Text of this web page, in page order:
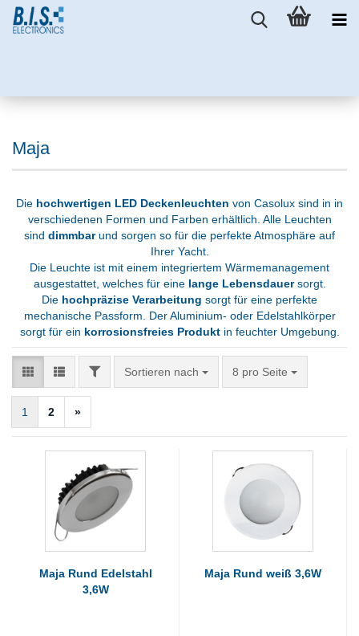
Maja
Die hochwertigen LED Deckenleuchten von Casolux sind in in
verschiedenen Formen und Farben erhältlich. Alle Leuchten
sind dimmbarund sorgen so für die perfekte Atmosphäre auf
Ihrer Yacht.
Die Leuchte ist mit einem integriertem Wärmemanagement
ausgestattet, welches für einelange Lebensdauersorgt.
Die hochpräzise Verarbeitung sorgt für eine perfekte
mechanische Passform. Der Aluminium- oder Edelstahlkörper
sorgt für ein korrosionsfreies Produktin feuchter Umgebung.
FILTERSortieren nach
Sortieren nach 8 pro Seite
pro Seite
1 2 »
Maja Rund Edelstahl
3,6W
Maja Rund weiß 3,6W